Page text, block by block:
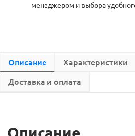
менеджером и выбора
Описание Характеристики
Доставка и оплата
Описание